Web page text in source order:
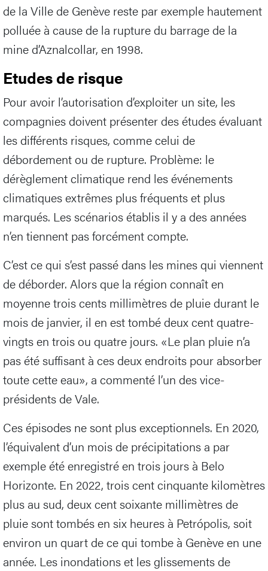
de la Ville de Genève reste par exemple hautement
polluée à cause de la rupture du barrage de la
mine d’Aznalcollar, en 1998.
Etudes de risque
Pour avoir l’autorisation d’exploiter un site, les
compagnies doivent présenter des études évaluant
les différents risques, comme celui de
débordement ou de rupture. Problème: le
dérèglement climatique rend les événements
climatiques extrêmes plus fréquents et plus
marqués. Les scénarios établis il y a des années
n’en tiennent pas forcément compte.
C’est ce qui s’est passé dans les mines qui viennent
de déborder. Alors que la région connaît en
moyenne trois cents millimètres de pluie durant le
mois de janvier, il en est tombé deux cent quatre-
vingts en trois ou quatre jours. «Le plan pluie n’a
pas été suffisant à ces deux endroits pour absorber
toute cette eau», a commenté l’un des vice-
présidents de Vale.
Ces épisodes ne sont plus exceptionnels. En 2020,
l’équivalent d’un mois de précipitations a par
exemple été enregistré en trois jours à Belo
Horizonte. En 2022, trois cent cinquante kilomètres
plus au sud, deux cent soixante millimètres de
pluie sont tombés en six heures à Petrópolis, soit
environ un quart de ce qui tombe à Genève en une
année. Les inondations et les glissements de